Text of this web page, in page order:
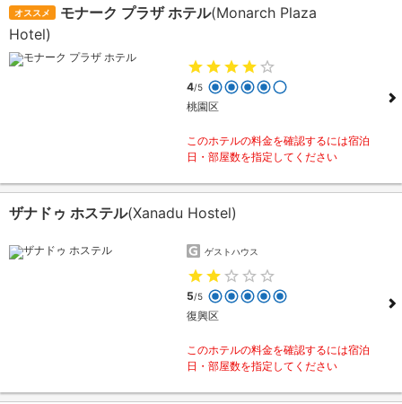
オススメ モナーク プラザ ホテル(Monarch Plaza
Hotel)
4/5
桃園区
このホテルの料金を確認するには宿泊
日・部屋数を指定してください
ザナドゥ ホステル(Xanadu Hostel)
ゲストハウス
5/5
復興区
このホテルの料金を確認するには宿泊
日・部屋数を指定してください